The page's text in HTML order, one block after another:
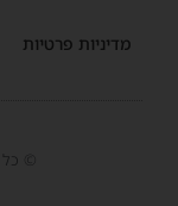
מדיניות פרטיות
©